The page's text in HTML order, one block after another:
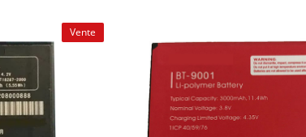
Vente